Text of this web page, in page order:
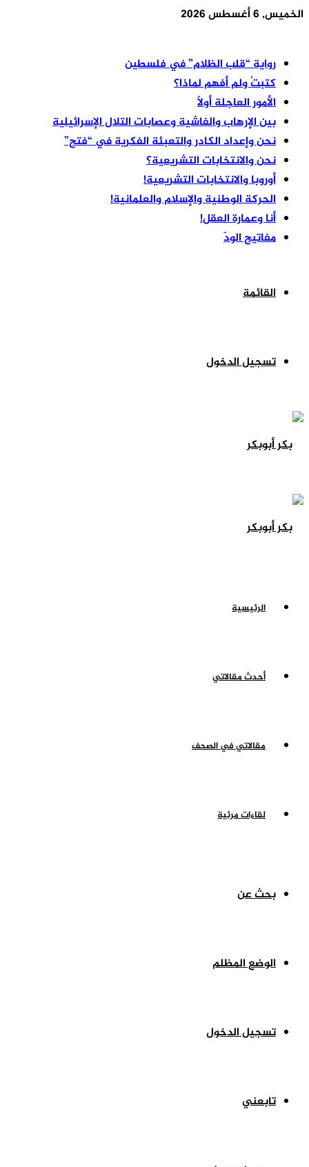
الخميس, 6 أغسطس 2026
رواية “قلب الظلام” في فلسطين
كتبتُ ولم أفهم لماذا؟
الأمور العاجلة أولًا
بين الإرهاب والفاشية وعصابات التلال الإسرائيلية
نحن وإعداد الكادر والتعبئة الفكرية في “فتح”
نحن والانتخابات التشريعية؟
أوروبا والانتخابات التشريعية!
الحركة الوطنية والإسلام والعلمانية!
أنا وعمارة العقل!
مفاتيح الودّ
القائمة
تسجيل الدخول
الرئيسية
أحدث مقالاتي
مقالاتي في الصحف
لقاءات مرئية
بحث عن
الوضع المظلم
تسجيل الدخول
تابعني